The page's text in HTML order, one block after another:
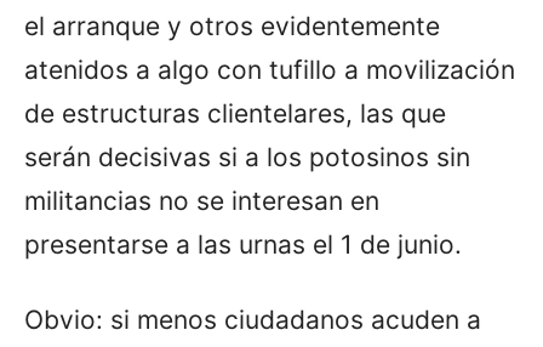
el arranque y otros evidentemente
atenidos a algo con tufillo a movilización
de estructuras clientelares, las que
serán decisivas si a los potosinos sin
militancias no se interesan en
presentarse a las urnas el 1 de junio.
Obvio: si menos ciudadanos acuden a